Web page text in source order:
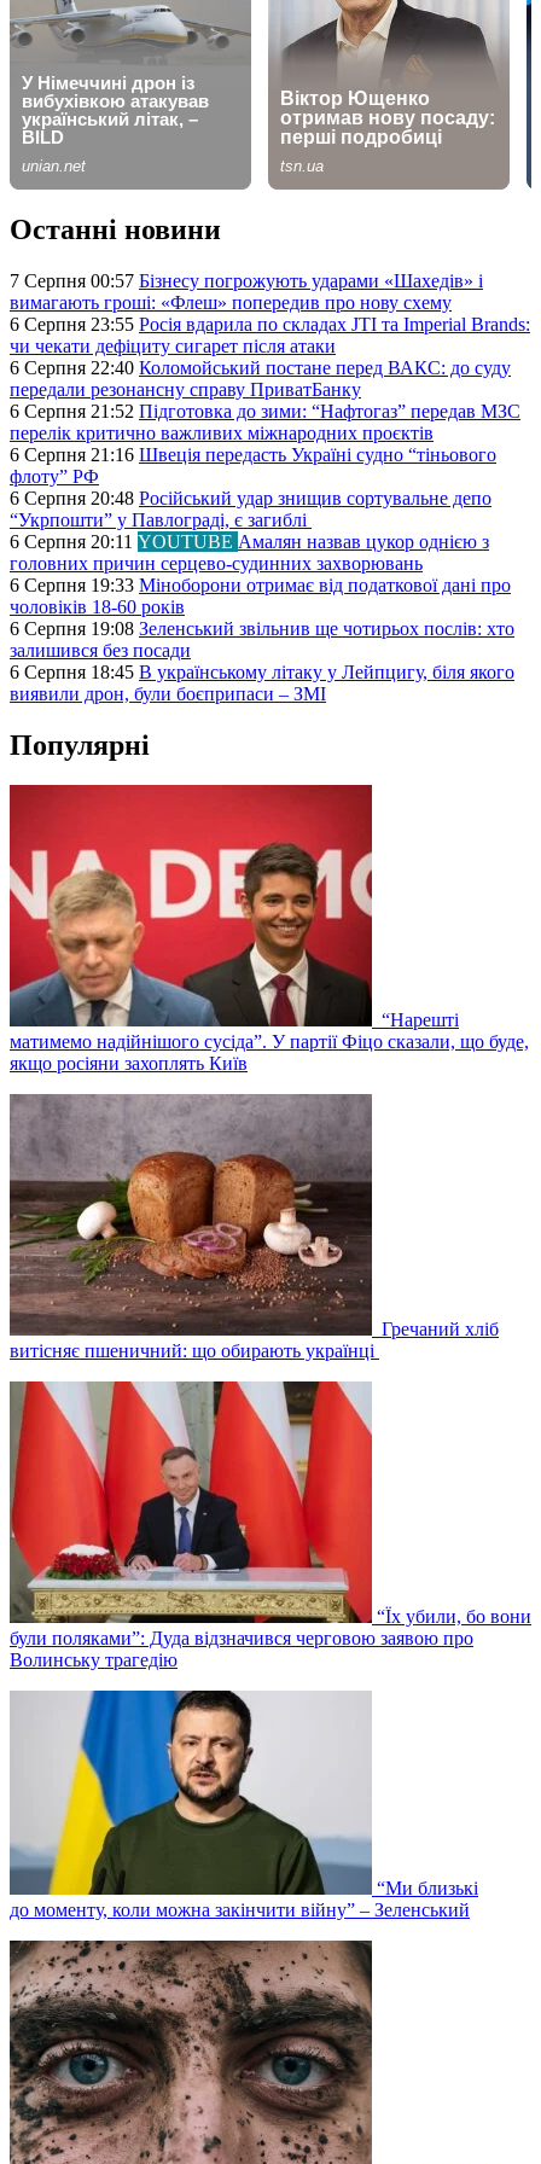
Останні новини
7 Серпня 00:57 Бізнесу погрожують ударами «Шахедів» і
вимагають гроші: «Флеш» попередив про нову схему
6 Серпня 23:55 Росія вдарила по складах JTI та Imperial Brands:
чи чекати дефіциту сигарет після атаки
6 Серпня 22:40 Коломойський постане перед ВАКС: до суду
передали резонансну справу ПриватБанку
6 Серпня 21:52 Підготовка до зими: “Нафтогаз” передав МЗС
перелік критично важливих міжнародних проєктів
6 Серпня 21:16 Швеція передасть Україні судно “тіньового
флоту” РФ
6 Серпня 20:48 Російський удар знищив сортувальне депо
“Укрпошти” у Павлограді, є загиблі
6 Серпня 20:11 YOUTUBE Амалян назвав цукор однією з
головних причин серцево-судинних захворювань
6 Серпня 19:33 Міноборони отримає від податкової дані про
чоловіків 18-60 років
6 Серпня 19:08 Зеленський звільнив ще чотирьох послів: хто
залишився без посади
6 Серпня 18:45 В українському літаку у Лейпцигу, біля якого
виявили дрон, були боєприпаси – ЗМІ
Популярні
“Нарешті
матимемо надійнішого сусіда”. У партії Фіцо сказали, що буде,
якщо росіяни захоплять Київ
Гречаний хліб
витісняє пшеничний: що обирають українці
“Їх убили, бо вони
були поляками”: Дуда відзначився черговою заявою про
Волинську трагедію
“Ми близькі
до моменту, коли можна закінчити війну” – Зеленський